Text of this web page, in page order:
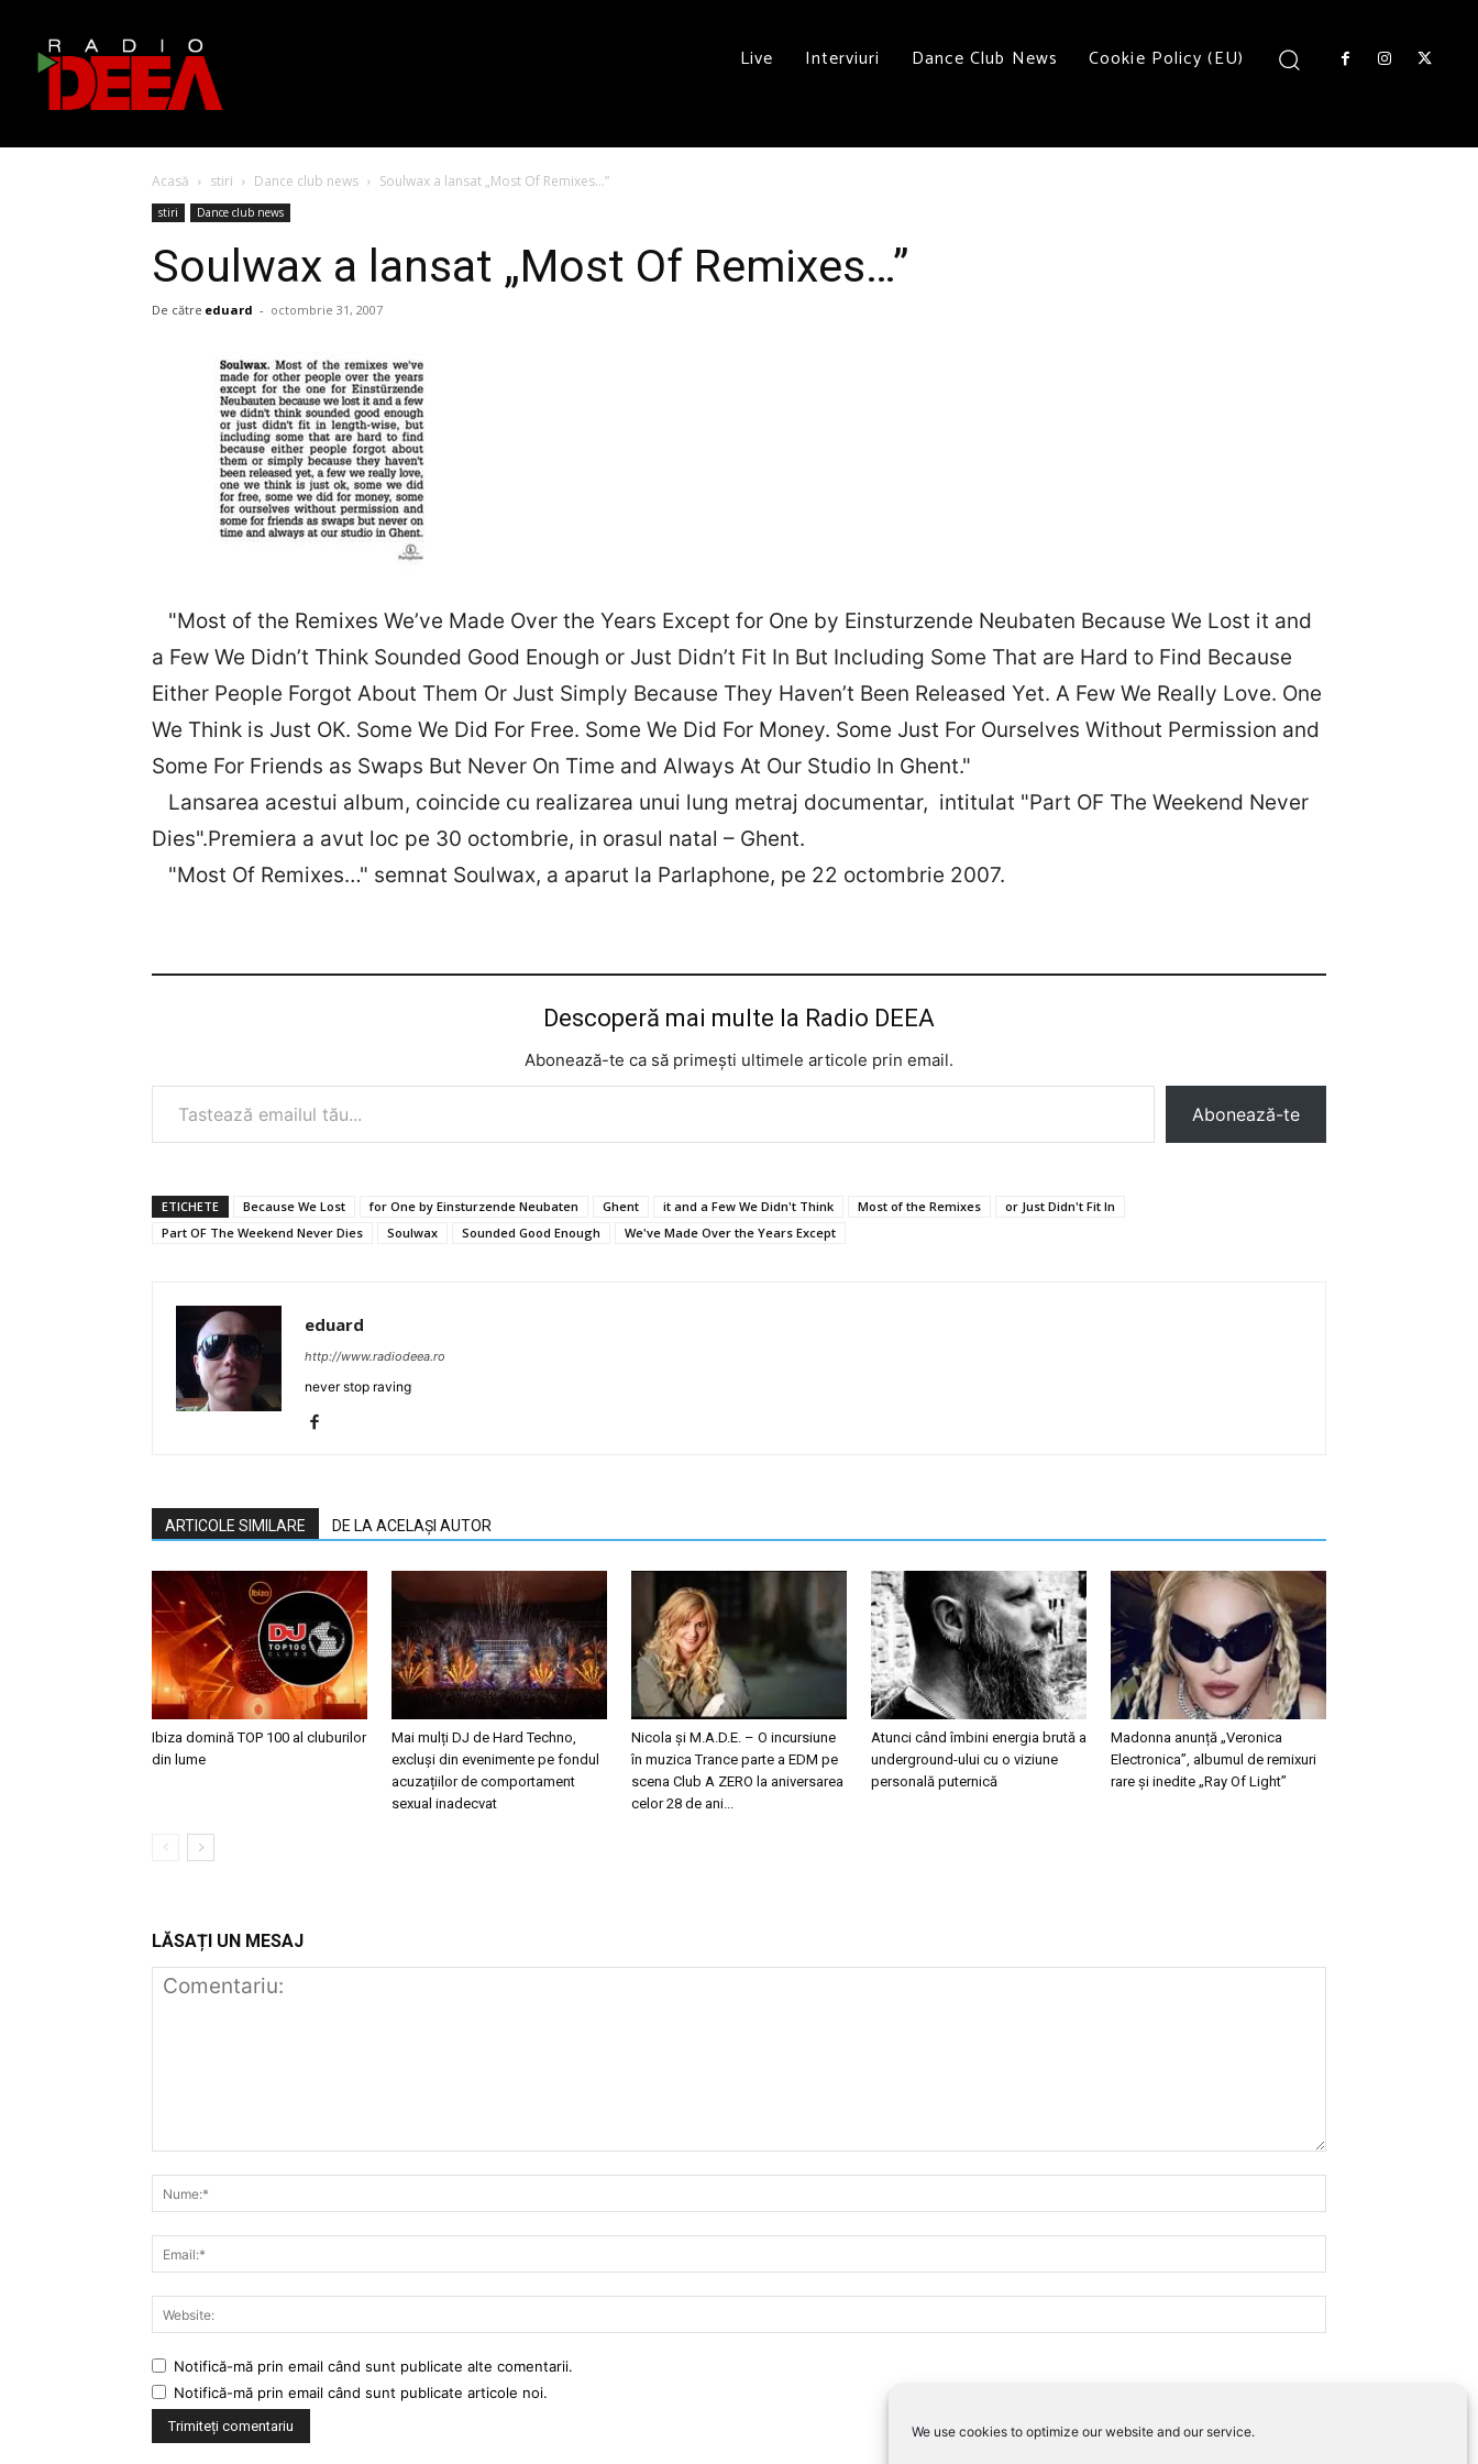
We use cookies to optimize our website and our service.
Live Interviuri Dance Club News Cookie Policy (EU)
Acasă stiri Dance club news Soulwax a lansat „Most Of Remixes…”
stiri Dance club news
Soulwax a lansat „Most Of Remixes…”
De către eduard - octombrie 31, 2007
"Most of the Remixes We’ve Made Over the Years Except for One by Einsturzende Neubaten Because We Lost it and
a Few We Didn’t Think Sounded Good Enough or Just Didn’t Fit In But Including Some That are Hard to Find Because
Either People Forgot About Them Or Just Simply Because They Haven’t Been Released Yet. A Few We Really Love. One
We Think is Just OK. Some We Did For Free. Some We Did For Money. Some Just For Ourselves Without Permission and
Some For Friends as Swaps But Never On Time and Always At Our Studio In Ghent."
Lansarea acestui album, coincide cu realizarea unui lung metraj documentar, intitulat "Part OF The Weekend Never
Dies".Premiera a avut loc pe 30 octombrie, in orasul natal – Ghent.
"Most Of Remixes…" semnat Soulwax, a aparut la Parlaphone, pe 22 octombrie 2007.
Descoperă mai multe la Radio DEEA
Abonează-te ca să primești ultimele articole prin email.
Tastează emailul tău...
Abonează-te
ETICHETE Because We Lost for One by Einsturzende Neubaten Ghent it and a Few We Didn't Think Most of the Remixes
or Just Didn't Fit In
Part OF The Weekend Never Dies
Soulwax Sounded Good Enough We've Made Over the Years Except
eduard
http://www.radiodeea.ro
never stop raving
ARTICOLE SIMILARE DE LA ACELAȘI AUTOR
Ibiza domină TOP 100 al cluburilor
din lume
Mai mulți DJ de Hard Techno,
excluși din evenimente pe fondul
acuzațiilor de comportament
sexual inadecvat
Nicola și M.A.D.E. – O incursiune
în muzica Trance parte a EDM pe
scena Club A ZERO la aniversarea
celor 28 de ani...
Atunci când îmbini energia brută a
underground-ului cu o viziune
personală puternică
Madonna anunță „Veronica
Electronica”, albumul de remixuri
rare și inedite „Ray Of Light”
LĂSAȚI UN MESAJ
Notifică-mă prin email când sunt publicate alte comentarii.
Notifică-mă prin email când sunt publicate articole noi.